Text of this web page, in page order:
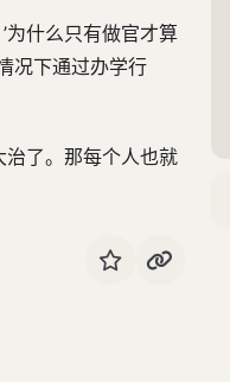
为什么只有做官才算
况下通过办学行
治了。那每个人也就